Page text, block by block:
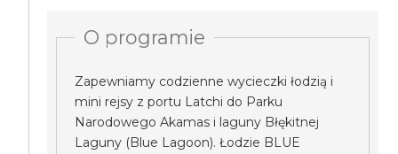
O programie
Zapewniamy codzienne wycieczki łodzią i
mini rejsy z portu Latchi do Parku
Narodowego Akamas i laguny Błękitnej
Laguny (Blue Lagoon). Łodzie BLUE